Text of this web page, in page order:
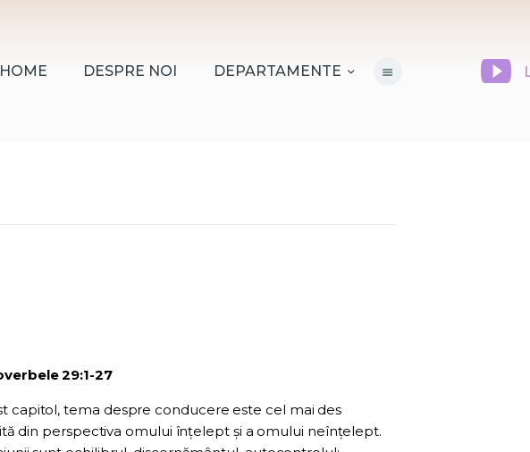
HOME DESPRE NOI DEPARTAMENTE
DESPRE NOI
MISIUNEA BETANIA
PORTAL
29:1-27
capitol, tema despre conducere este cel mai des
din perspectiva omului înțelept și a omului neînțelept.